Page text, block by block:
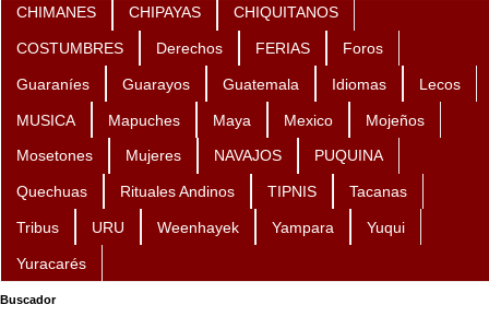
CHIMANES CHIPAYAS CHIQUITANOS
COSTUMBRES Derechos FERIAS Foros
Guaraníes Guarayos Guatemala Idiomas Lecos
MUSICA Mapuches Maya Mexico Mojeños
Mosetones Mujeres NAVAJOS PUQUINA
Quechuas Rituales Andinos TIPNIS Tacanas
Tribus URU Weenhayek Yampara Yuqui
Yuracarés
Buscador